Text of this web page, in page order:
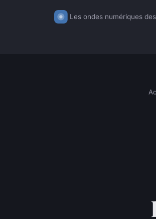
Les ondes numériques